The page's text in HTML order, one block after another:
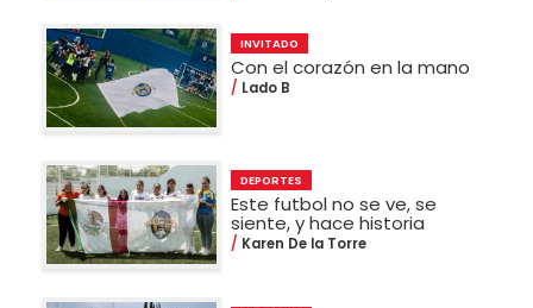
INVITADO
Con el corazón en la mano
Lado B
DEPORTES
Este futbol no se ve, se
siente, y hace historia
Karen De la Torre